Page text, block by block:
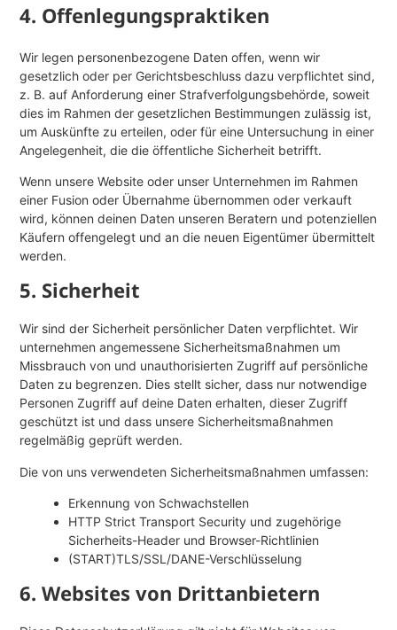
4. Offenlegungspraktiken
Wir legen personenbezogene Daten offen, wenn wir
gesetzlich oder per Gerichtsbeschluss dazu verpflichtet sind,
z. B. auf Anforderung einer Strafverfolgungsbehörde, soweit
dies im Rahmen der gesetzlichen Bestimmungen zulässig ist,
um Auskünfte zu erteilen, oder für eine Untersuchung in einer
Angelegenheit, die die öffentliche Sicherheit betrifft.
Wenn unsere Website oder unser Unternehmen im Rahmen
einer Fusion oder Übernahme übernommen oder verkauft
wird, können deinen Daten unseren Beratern und potenziellen
Käufern offengelegt und an die neuen Eigentümer übermittelt
werden.
5. Sicherheit
Wir sind der Sicherheit persönlicher Daten verpflichtet. Wir
unternehmen angemessene Sicherheitsmaßnahmen um
Missbrauch von und unauthorisierten Zugriff auf persönliche
Daten zu begrenzen. Dies stellt sicher, dass nur notwendige
Personen Zugriff auf deine Daten erhalten, dieser Zugriff
geschützt ist und dass unsere Sicherheitsmaßnahmen
regelmäßig geprüft werden.
Die von uns verwendeten Sicherheitsmaßnahmen umfassen:
Erkennung von Schwachstellen
HTTP Strict Transport Security und zugehörige
Sicherheits-Header und Browser-Richtlinien
(START)TLS/SSL/DANE-Verschlüsselung
6. Websites von Drittanbietern